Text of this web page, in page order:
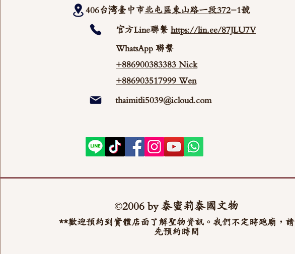
406台湾臺中市北屯區東山路一段372-1號
官方Line聯繫https://lin.ee/87JLU7V
WhatsApp 聯繫
+886900383383 Nick
+886903517999 Wen
thaimitli5039@icloud.com
©2006 by 泰蜜莉泰國文物
**歡迎預約到實體店面了解聖物資訊。我們不定時跑廟，請
先預約時間